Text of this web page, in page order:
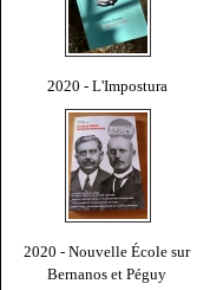
2020 - L'Impostura
2020 - Nouvelle École sur
Bernanos et Péguy